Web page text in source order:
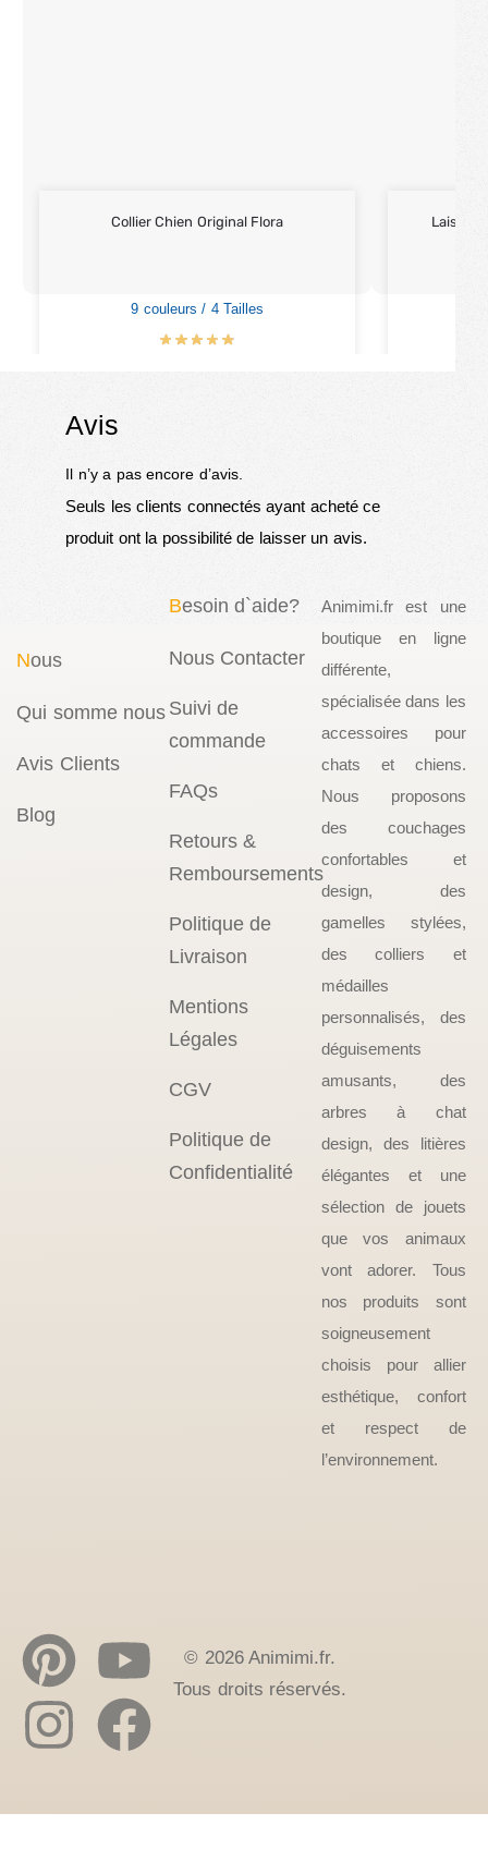
Collier Chien Original Flora
9 couleurs / 4 Tailles
Laisse
Avis
Il n’y a pas encore d’avis.
Seuls les clients connectés ayant acheté ce
produit ont la possibilité de laisser un avis.
Nous
Qui somme nous
Avis Clients
Blog
Besoin d`aide?
Nous Contacter
Suivi de
commande
FAQs
Retours &
Remboursements
Politique de
Livraison
Mentions
Légales
CGV
Politique de
Confidentialité
Animimi.fr est une
boutique en ligne
différente,
spécialisée dans les
accessoires pour
chats et chiens.
Nous proposons
des couchages
confortables et
design, des
gamelles stylées,
des colliers et
médailles
personnalisés, des
déguisements
amusants, des
arbres à chat
design, des litières
élégantes et une
sélection de jouets
que vos animaux
vont adorer. Tous
nos produits sont
soigneusement
choisis pour allier
esthétique, confort
et respect de
l’environnement.
© 2026 Animimi.fr.
Tous droits réservés.